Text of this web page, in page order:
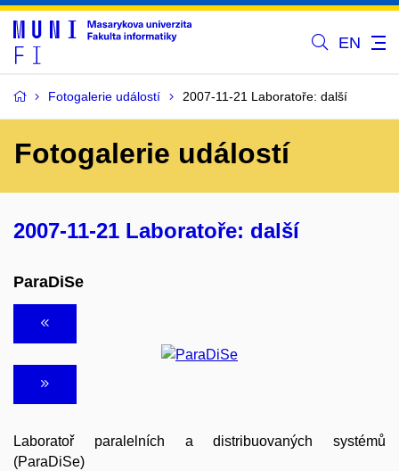
EN
Fotogalerie událostí 2007-11-21 Laboratoře: další
Fotogalerie událostí
2007-11-21 Laboratoře: další
ParaDiSe
Laboratoř paralelních a distribuovaných systémů
(ParaDiSe)